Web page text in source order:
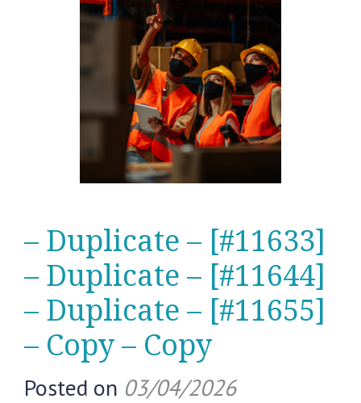
– Duplicate – [#11633]
– Duplicate – [#11644]
– Duplicate – [#11655]
– Copy – Copy
Posted on 03/04/2026